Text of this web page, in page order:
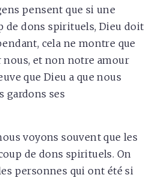
pensent que si une
de dons spirituels, Dieu doit
cela ne montre que
nous, et non notre amour
que Dieu a que nous
gardons ses
voyons souvent que les
de dons spirituels. On
personnes qui ont été si